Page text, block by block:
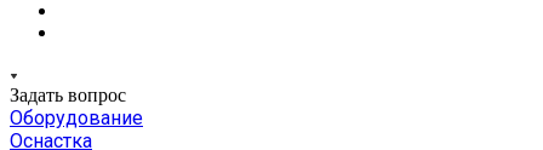
Задать вопрос
Оборудование
Оснастка